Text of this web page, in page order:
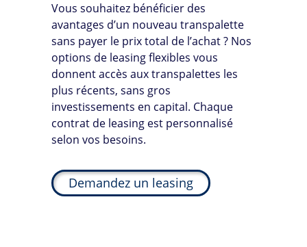
Vous souhaitez bénéficier des
avantages d’un nouveau transpalette
sans payer le prix total de l’achat ? Nos
options de leasing flexibles vous
donnent accès aux transpalettes les
plus récents, sans gros
investissements en capital. Chaque
contrat de leasing est personnalisé
selon vos besoins.
Demandez un leasing